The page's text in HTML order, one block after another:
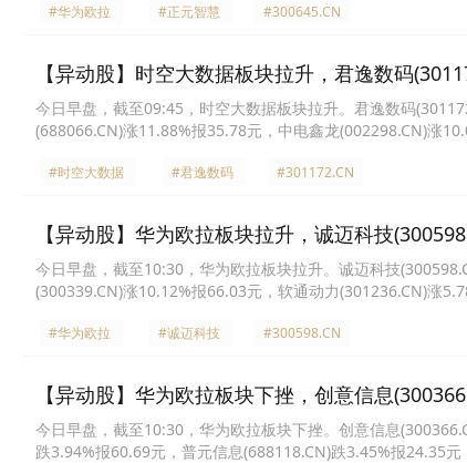
#华为欧拉 #正元智慧 #300645.CN
【异动股】时空大数据板块拉升，君逸数码
今日早盘，截至09:45，时空大数据板块拉升。君逸数码
(688066.CN)涨11.88%报35.78元，中电鑫龙(002298.CN)涨
#时空大数据 #君逸数码 #301172.CN
【异动股】华为欧拉板块拉升，诚迈科技
今日早盘，截至10:30，华为欧拉板块拉升。诚迈科技
(300339.CN)涨10.12%报66.03元，软通动力(301236.CN)涨
#华为欧拉 #诚迈科技 #300598.CN
【异动股】华为欧拉板块下挫，创意信息
今日早盘，截至10:30，华为欧拉板块下挫。创意信息
跌3.94%报60.69元，普元信息(688118.CN)跌3.45%报24.35